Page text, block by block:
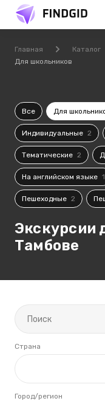
Главная Каталог
Для школьников
Все Для
Индивидуальные 2
Тематические 2
На английском языке 1
Пешеходные 2
Экскурсии
Тамбове
Страна
Город/регион